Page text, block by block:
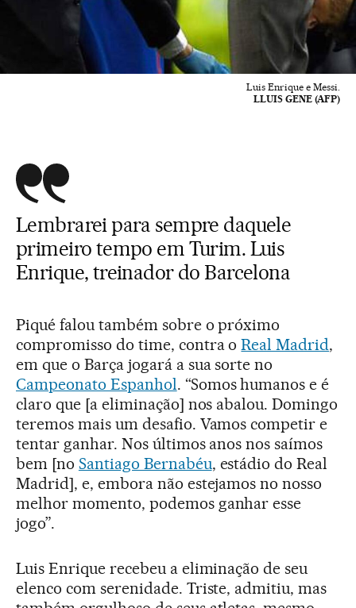
Luis Enrique e Messi.
LLUIS GENE (AFP)
Lembrarei para sempre daquele
primeiro tempo em Turim. Luis
Enrique, treinador do Barcelona
Piqué falou também sobre o próximo
compromisso do time, contra oReal Madrid,
em que o Barça jogará a sua sorte no
Campeonato Espanhol. “Somos humanos e é
claro que [a eliminação] nos abalou. Domingo
teremos mais um desafio. Vamos competir e
tentar ganhar. Nos últimos anos nos saímos
bem [no Santiago Bernabéu, estádio do Real
Madrid], e, embora não estejamos no nosso
melhor momento, podemos ganhar esse
jogo”.
Luis Enrique recebeu a eliminação de seu
elenco com serenidade. Triste, admitiu, mas